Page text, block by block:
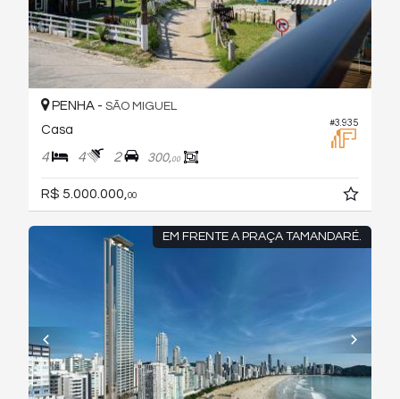
#3.935
PENHA - SÃO MIGUEL
Casa
4 4 2 300,00
R$ 5.000.000, 00
EM FRENTE A PRAÇA TAMANDARÉ.